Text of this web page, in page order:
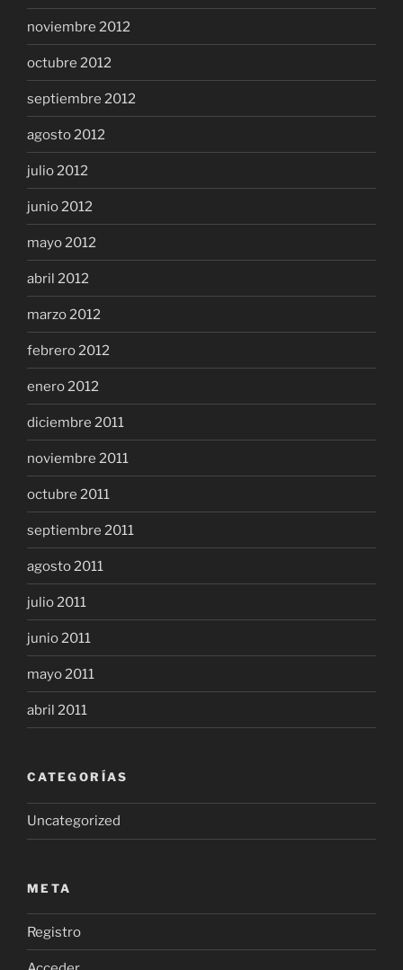
noviembre 2012
octubre 2012
septiembre 2012
agosto 2012
julio 2012
junio 2012
mayo 2012
abril 2012
marzo 2012
febrero 2012
enero 2012
diciembre 2011
noviembre 2011
octubre 2011
septiembre 2011
agosto 2011
julio 2011
junio 2011
mayo 2011
abril 2011
CATEGORÍAS
Uncategorized
META
Registro